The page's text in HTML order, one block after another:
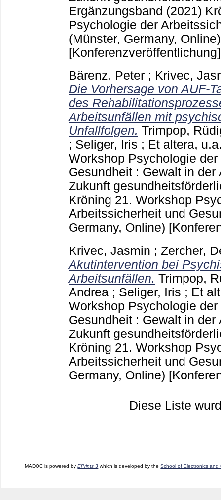
Ergänzungsband (2021)
Psychologie der
(Münster, Germany, Online)
[Konferenzveröffentlichung]
Bärenz, Peter ; Krivec,
Die Vorhersage von AUF-
des
Arbeitsunfällen mit
Unfallfolgen. Trimpop,
; Seliger, Iris ; Et altera,
Workshop Psychologie
Gesundheit : Gewalt in
Zukunft
Kröning 21. Workshop
Arbeitssicherheit und
Germany, Online)
Krivec, Jasmin ; Zercher,
Akutintervention bei
Arbeitsunfällen. Trimpop,
Andrea ; Seliger, Iris ; Et
Workshop Psychologie
Gesundheit : Gewalt in
Zukunft
Kröning 21. Workshop
Arbeitssicherheit und
Germany, Online)
Diese Liste
MADOC is powered byEPrints 3 which is developed by theSchool of Electronics and